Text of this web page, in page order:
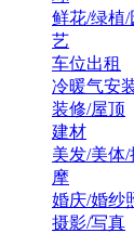
鲜花/绿植/
艺
车位出租
冷暖气安
装修/屋顶
建材
美发/美体/
摩
婚庆/婚纱
摄影/写真